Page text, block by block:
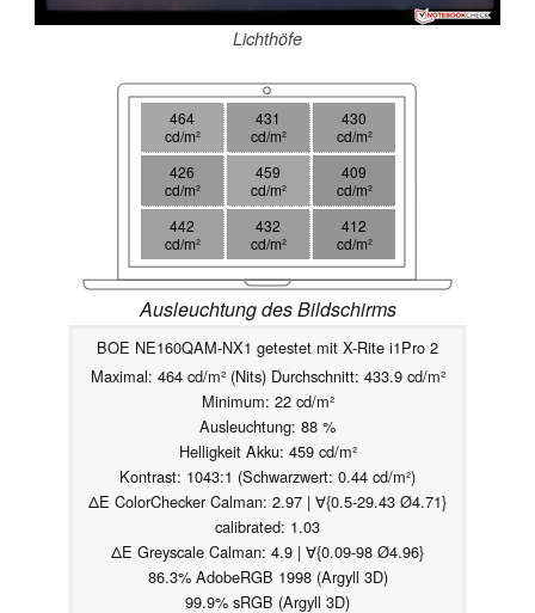
Lichthöfe
464
cd/m²
431
cd/m²
430
cd/m²
426
cd/m²
459
cd/m²
409
cd/m²
442
cd/m²
432
cd/m²
412
cd/m²
Ausleuchtung des Bildschirms
BOE NE160QAM-NX1 getestet mit X-Rite i1Pro 2
Maximal: 464 cd/m² (Nits) Durchschnitt: 433.9 cd/m²
Minimum: 22 cd/m²
Ausleuchtung: 88 %
Helligkeit Akku: 459 cd/m²
Kontrast: 1043:1 (Schwarzwert: 0.44 cd/m²)
ΔE ColorChecker Calman: 2.97 | ∀{0.5-29.43 Ø4.71}
calibrated: 1.03
ΔE Greyscale Calman: 4.9 | ∀{0.09-98 Ø4.96}
86.3% AdobeRGB 1998 (Argyll 3D)
99.9% sRGB (Argyll 3D)